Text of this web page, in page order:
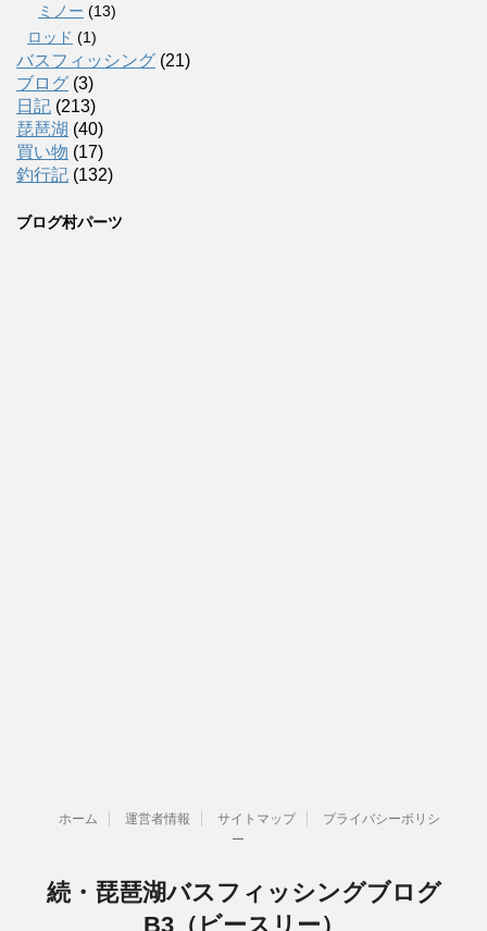
ミノー (13)
ロッド (1)
バスフィッシング (21)
ブログ (3)
日記 (213)
琵琶湖 (40)
買い物 (17)
釣行記 (132)
ブログ村パーツ
ホーム 運営者情報 サイトマップ
プライバシーポリシ
ー
続・琵琶湖バスフィッシングブログ
B3（ビースリー）